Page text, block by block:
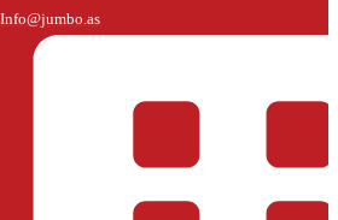
Info@jumbo.as